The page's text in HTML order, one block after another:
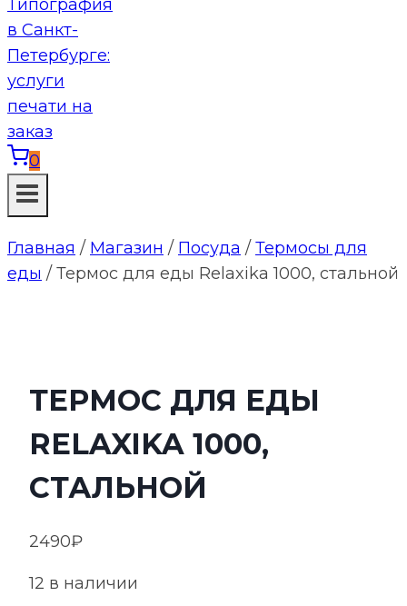
0
Главная / Магазин / Посуда / Термосы для
еды / Термос для еды Relaxika 1000, стальной
ТЕРМОС ДЛЯ ЕДЫ
RELAXIKA 1000,
СТАЛЬНОЙ
2490₽
12 в наличии